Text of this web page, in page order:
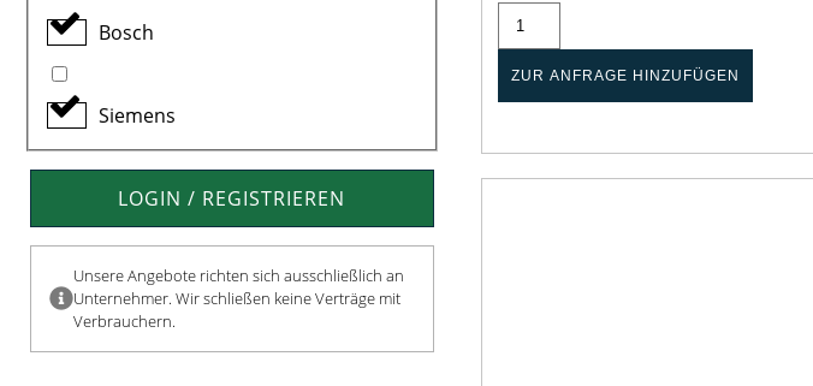
Bosch
Siemens
LOGIN / REGISTRIEREN
Unsere Angebote richten sich ausschließlich an
Unternehmer. Wir schließen keine Verträge mit
Verbrauchern.
ZUR ANFRAGE HINZUFÜGEN